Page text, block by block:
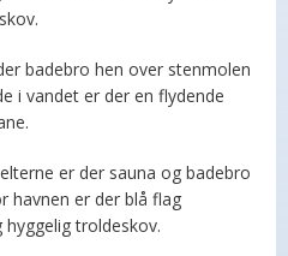
badebro hen over stenmolen
i vandet er der en flydende
er der sauna og badebro
havnen er der blå flag
troldeskov.